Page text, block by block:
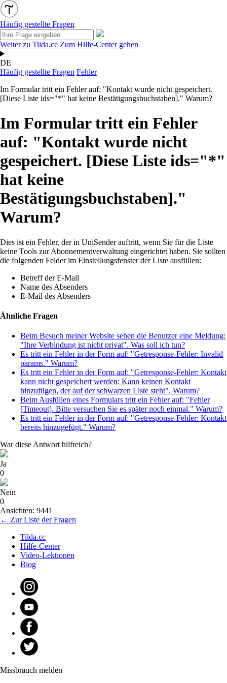
Häufig gestellte Fragen
Weiter zu Tilda.cc Zum Hilfe-Center gehen
DE
Häufig gestellte Fragen Fehler
Im Formular tritt ein Fehler auf: "Kontakt wurde nicht gespeichert.
[Diese Liste ids="*" hat keine Bestätigungsbuchstaben]." Warum?
Im Formular tritt ein Fehler
auf: "Kontakt wurde nicht
gespeichert. [Diese Liste ids="*"
hat keine
Bestätigungsbuchstaben]."
Warum?
Dies ist ein Fehler, der in UniSender auftritt, wenn Sie für die Liste
keine Tools zur Abonnementverwaltung eingerichtet haben. Sie sollten
die folgenden Felder im Einstellungsfenster der Liste ausfüllen:
Betreff der E-Mail
Name des Absenders
E-Mail des Absenders
Ähnliche Fragen
Beim Besuch meiner Website sehen die Benutzer eine Meldung:
"Ihre Verbindung ist nicht privat". Was soll ich tun?
Es tritt ein Fehler in der Form auf: "Getresponse-Fehler: Invalid
params." Warum?
Es tritt ein Fehler in der Form auf: "Getresponse-Fehler: Kontakt
kann nicht gespeichert werden: Kann keinen Kontakt
hinzufügen, der auf der schwarzen Liste steht". Warum?
Beim Ausfüllen eines Formulars tritt ein Fehler auf: "Fehler
[Timeout]. Bitte versuchen Sie es später noch einmal." Warum?
Es tritt ein Fehler in der Form auf: "Getresponse-Fehler: Kontakt
bereits hinzugefügt." Warum?
War diese Antwort hilfreich?
Ja
0
Nein
0
Ansichten: 9441
← Zur Liste der Fragen
Tilda.cc
Hilfe-Center
Video-Lektionen
Blog
Missbrauch melden